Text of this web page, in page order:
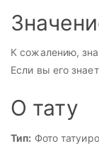
К сожалению,
Если вы его
О тату
Тип: Фото